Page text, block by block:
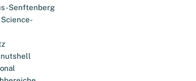
Senftenberg
Science-
nutshell